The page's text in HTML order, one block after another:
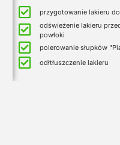
przygotowanie lakieru
odświeżenie lakieru
powłoki
polerowanie słupków
odłtłuszczenie lakieru